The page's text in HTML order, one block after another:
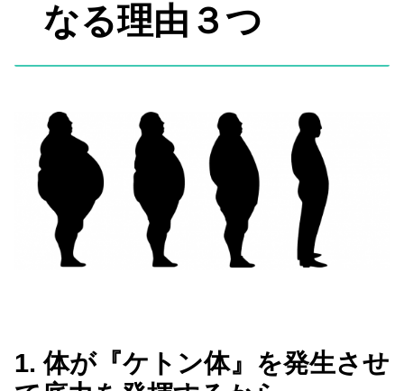
なる理由３つ
1. 体が『ケトン体』を発生させ